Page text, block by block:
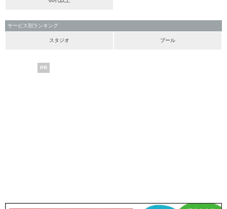
サービス別ランキング
スタジオ プール
PR